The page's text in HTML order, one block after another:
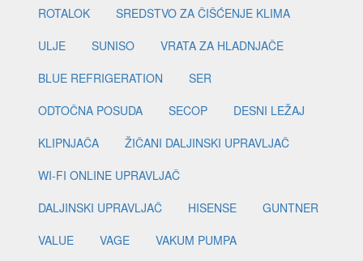
ROTALOK
SREDSTVO ZA ČIŠĆENJE KLIMA
ULJE
SUNISO
VRATA ZA HLADNJAČE
BLUE REFRIGERATION
SER
ODTOČNA POSUDA
SECOP
DESNI LEŽAJ
KLIPNJAČA
ŽIČANI DALJINSKI UPRAVLJAČ
WI-FI ONLINE UPRAVLJAČ
DALJINSKI UPRAVLJAČ
HISENSE
GUNTNER
VALUE
VAGE VAKUM PUMPA